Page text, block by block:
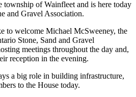
of Wainfleet and is here today
and Gravel Association.
to welcome Michael McSweeney, the
Stone, Sand and Gravel
meetings throughout the day and,
reception in the evening.
a big role in building infrastructure,
to the House today.